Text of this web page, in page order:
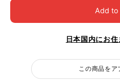
Add to
日本国内にお
この商品をア